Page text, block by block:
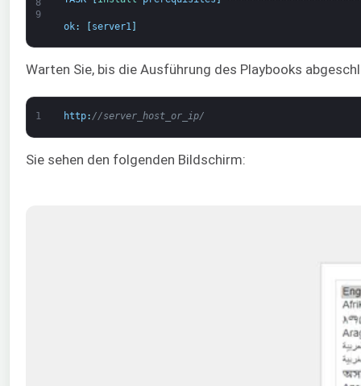
8
9
ok: [server1 ]
Warten Sie, bis die Ausführung des Playbooks
1 http: //server_host_or_ip/
Sie sehen den folgenden Bildschirm: